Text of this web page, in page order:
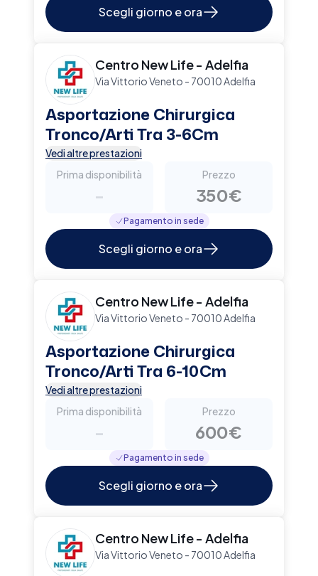
Scegli giorno e ora
Centro New Life - Adelfia
Via Vittorio Veneto - 70010 Adelfia
Asportazione Chirurgica
Tronco/Arti Tra 3-6Cm
Vedi altre prestazioni
Prima disponibilità
-
Prezzo
350€
Pagamento in sede
Scegli giorno e ora
Centro New Life - Adelfia
Via Vittorio Veneto - 70010 Adelfia
Asportazione Chirurgica
Tronco/Arti Tra 6-10Cm
Vedi altre prestazioni
Prima disponibilità
-
Prezzo
600€
Pagamento in sede
Scegli giorno e ora
Centro New Life - Adelfia
Via Vittorio Veneto - 70010 Adelfia